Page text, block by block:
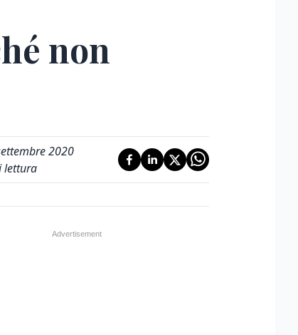
non
2020
lettura